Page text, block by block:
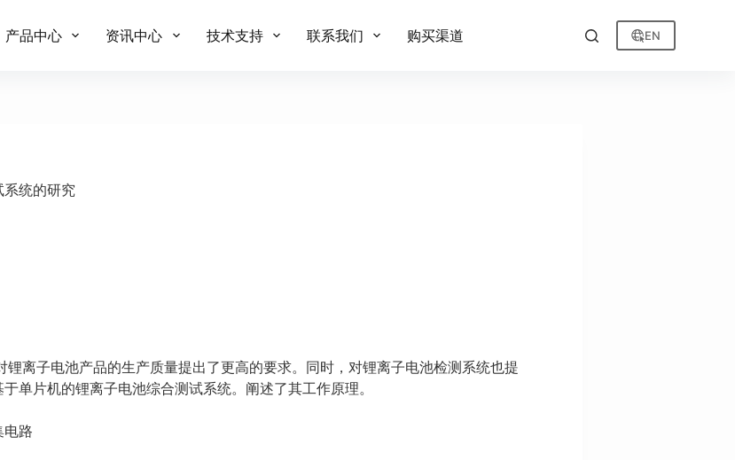
产品中心 资讯中心 技术支持 联系我们 购买渠道 EN
统的研究
离子电池产品的生产质量提出了更高的要求。同时，对锂离子电池检测系统也提
单片机的锂离子电池综合测试系统。阐述了其工作原理。
电路